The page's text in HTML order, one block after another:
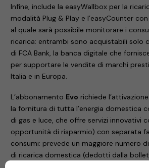
Infine, include la easyWallbox per la
modalità Plug & Play e l’easyCounter
al quale sarà possibile monitorare i
ricarica: entrambi sono acquistabili solo
di FCA Bank, la banca digitale che
per supportare le vendite di marchi
Italia e in Europa.
L’abbonamento Evo richiede
la fornitura di tutta l’energia domestica
di gas e luce, che offre servizi innovativi
opportunità di risparmio) con separata
consumi: prevede un maggiore numero
di ricarica domestica (dedotti dalla